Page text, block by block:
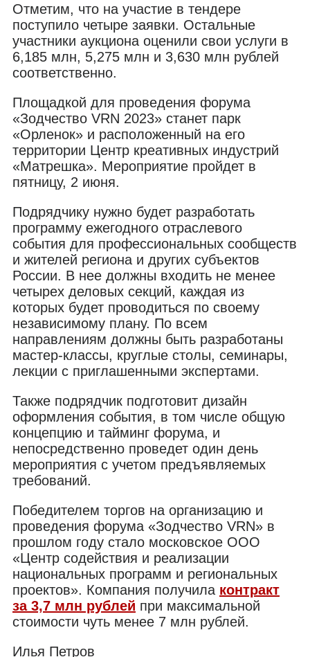
Отметим, что на участие в тендере
поступило четыре заявки. Остальные
участники аукциона оценили свои услуги в
6,185 млн, 5,275 млн и 3,630 млн рублей
соответственно.
Площадкой для проведения форума
«Зодчество VRN 2023» станет парк
«Орленок» и расположенный на его
территории Центр креативных индустрий
«Матрешка». Мероприятие пройдет в
пятницу, 2 июня.
Подрядчику нужно будет разработать
программу ежегодного отраслевого
события для профессиональных сообществ
и жителей региона и других субъектов
России. В нее должны входить не менее
четырех деловых секций, каждая из
которых будет проводиться по своему
независимому плану. По всем
направлениям должны быть разработаны
мастер-классы, круглые столы, семинары,
лекции с приглашенными экспертами.
Также подрядчик подготовит дизайн
оформления события, в том числе общую
концепцию и тайминг форума, и
непосредственно проведет один день
мероприятия с учетом предъявляемых
требований.
Победителем торгов на организацию и
проведения форума «Зодчество VRN» в
прошлом году стало московское ООО
«Центр содействия и реализации
национальных программ и региональных
проектов». Компания получила контракт
за 3,7 млн рублей при максимальной
стоимости чуть менее 7 млн рублей.
Илья Петров